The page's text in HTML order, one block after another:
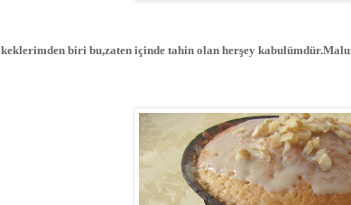
biri bu,zaten içinde tahin olan herşey